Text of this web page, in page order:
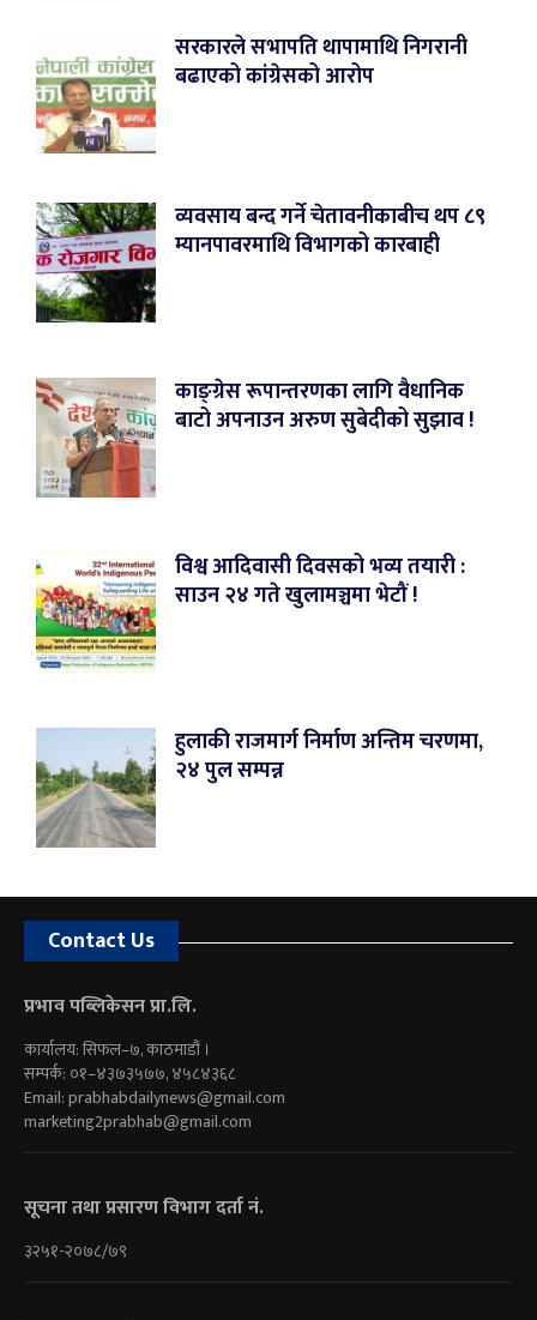
सरकारले सभापति थापामाथि निगरानी
बढाएको कांग्रेसको आरोप
व्यवसाय बन्द गर्ने चेतावनीकाबीच थप ८९
म्यानपावरमाथि विभागको कारबाही
काङ्ग्रेस रूपान्तरणका लागि वैधानिक
बाटो अपनाउन अरुण सुबेदीको सुझाव !
विश्व आदिवासी दिवसको भव्य तयारी :
साउन २४ गते खुलामञ्चमा भेटौं !
हुलाकी राजमार्ग निर्माण अन्तिम चरणमा,
२४ पुल सम्पन्न
Contact Us
प्रभाव पब्लिकेसन प्रा.लि.
कार्यालय: सिफल–७, काठमाडौं ।
सम्पर्क: ०१–४३७३५७७, ४५८४३६८
Email:prabhabdailynews@gmail.com
marketing2prabhab@gmail.com
सूचना तथा प्रसारण विभाग दर्ता नं.
३२५१-२०७८/७९